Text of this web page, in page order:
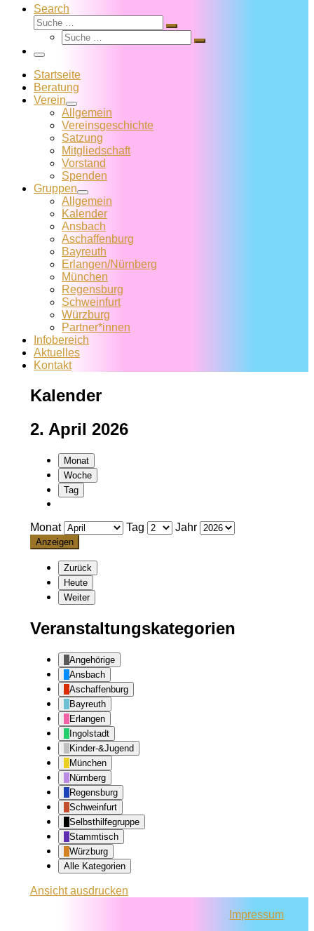
Search
Suche
Suche
Suche
Suche
Menü
Startseite
Beratung
Verein
Allgemein
Vereins­geschichte
Satzung
Mitglied­schaft
Vorstand
Spenden
Gruppen
Allgemein
Kalender
Ansbach
Aschaffenburg
Bayreuth
Erlangen/Nürnberg
München
Regensburg
Schweinfurt
Würzburg
Partner*innen
Infobereich
Aktuelles
Kontakt
Kalender
2. April 2026
Monat
Woche
Tag
Monat Tag Jahr
Zurück
Heute
Weiter
Veranstaltungskategorien
Angehörige
Ansbach
Aschaffenburg
Bayreuth
Erlangen
Ingolstadt
Kinder-&Jugend
München
Nürnberg
Regensburg
Schweinfurt
Selbsthilfegruppe
Stammtisch
Würzburg
Alle Kategorien
Ansichtausdrucken
Impressum